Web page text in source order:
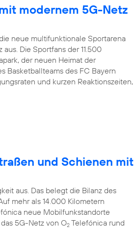
modernem 5G-Netz
neue multifunktionale Sportarena
Die Sportfans der 11.500
der neuen Heimat der
Basketballteams des FC Bayern
und kurzen Reaktionszeiten,
und Schienen mit
aus. Das belegt die Bilanz des
mehr als 14.000 Kilometern
neue Mobilfunkstandorte
5G-Netz von O2 Telefónica rund